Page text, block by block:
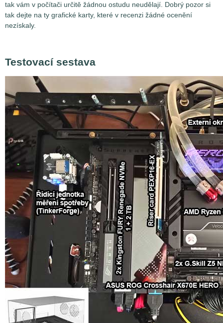
tak vám v počítači určitě žádnou ostudu neudělají. Dobrý pozor si
tak dejte na ty grafické karty, které v recenzi žádné ocenění
nezískaly.
Testovací sestava